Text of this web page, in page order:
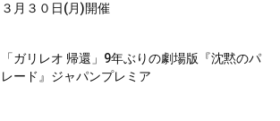
３月３０日(月)開催
「ガリレオ 帰還」9年ぶりの劇場版『沈黙のパ
レード』ジャパンプレミア